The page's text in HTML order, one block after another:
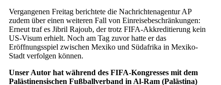
Vergangenen Freitag berichtete die Nachrichtenagentur AP
zudem über einen weiteren Fall von Einreisebeschränkungen:
Erneut traf es Jibril Rajoub, der trotz FIFA-Akkreditierung kein
US-Visum erhielt. Noch am Tag zuvor hatte er das
Eröffnungsspiel zwischen Mexiko und Südafrika in Mexiko-
Stadt verfolgen können.
Unser Autor hat während des FIFA-Kongresses mit dem
Palästinensischen Fußballverband in Al-Ram (Palästina)